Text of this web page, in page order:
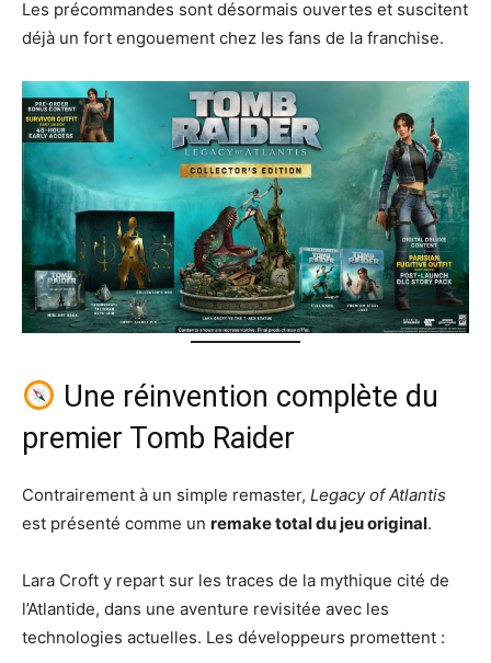
Les précommandes sont désormais ouvertes et suscitent
déjà un fort engouement chez les fans de la franchise.
Une réinvention complète du
premier Tomb Raider
Contrairement à un simple remaster, Legacy of Atlantis
est présenté comme un remake total du jeu original.
Lara Croft y repart sur les traces de la mythique cité de
l’Atlantide, dans une aventure revisitée avec les
technologies actuelles. Les développeurs promettent :